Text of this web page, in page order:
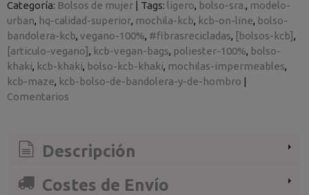
Categoría: Bolsos de mujer | Tags: ligero bolso-sra. modelo-
urban hq-calidad-superior mochila-kcb kcb-on-line bolso-
bandolera-kcb vegano-100% #fibrasrecicladas [bolsos-kcb]
[articulo-vegano]
kcb-vegan-bags poliester-100% bolso-
khaki kcb-khaki bolso-kcb-khaki mochilas-impermeables
kcb-maze kcb-bolso-de-bandolera-y-de-hombro |
Comentarios
Descripción
Costes de Envío